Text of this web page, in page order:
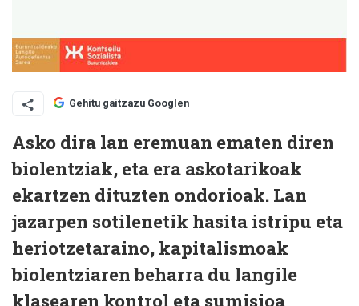
Gehitu gaitzazu Googlen
Asko dira lan eremuan ematen diren
biolentziak, eta era askotarikoak
ekartzen dituzten ondorioak. Lan
jazarpen sotilenetik hasita istripu eta
heriotzetaraino, kapitalismoak
biolentziaren beharra du langile
klasearen kontrol eta sumisioa